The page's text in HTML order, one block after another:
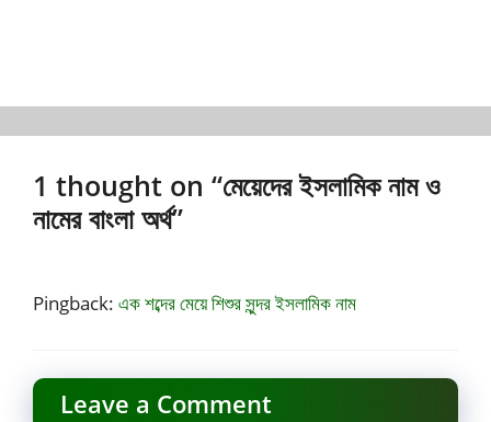
1 thought on “মেয়েদের ইসলামিক নাম ও
নামের বাংলা অর্থ”
Pingback: এক শব্দের মেয়ে শিশুর সুন্দর ইসলামিক নাম
Leave a Comment